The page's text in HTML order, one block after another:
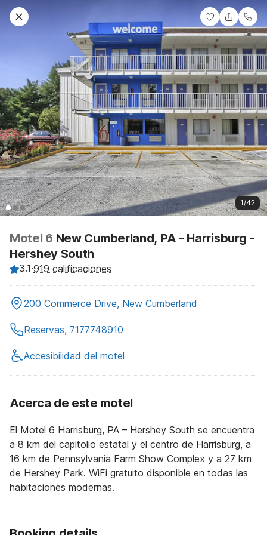
1/42
Motel 6 New Cumberland, PA - Harrisburg -
Hershey South
3.1·919 calificaciones
200 Commerce Drive, New Cumberland
Reservas, 7177748910
Accesibilidad del motel
Acerca de este motel
El Motel 6 Harrisburg, PA – Hershey South se encuentra
a 8 km del capitolio estatal y el centro de Harrisburg, a
16 km de Pennsylvania Farm Show Complex y a 27 km
de Hershey Park. WiFi gratuito disponible en todas las
habitaciones modernas.